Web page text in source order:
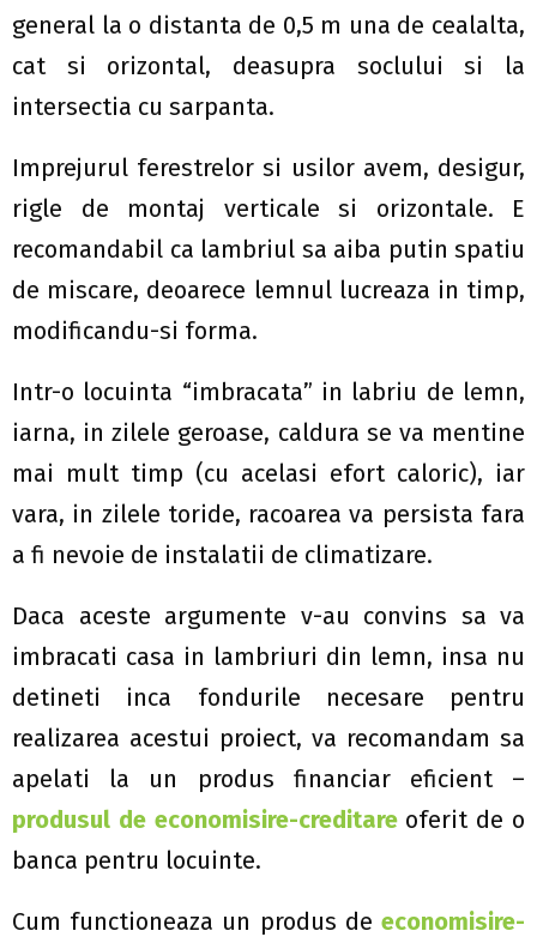
general la o distanta de 0,5 m una de cealalta,
cat si orizontal, deasupra soclului si la
intersectia cu sarpanta.
Imprejurul ferestrelor si usilor avem, desigur,
rigle de montaj verticale si orizontale. E
recomandabil ca lambriul sa aiba putin spatiu
de miscare, deoarece lemnul lucreaza in timp,
modificandu-si forma.
Intr-o locuinta “imbracata” in labriu de lemn,
iarna, in zilele geroase, caldura se va mentine
mai mult timp (cu acelasi efort caloric), iar
vara, in zilele toride, racoarea va persista fara
a fi nevoie de instalatii de climatizare.
Daca aceste argumente v-au convins sa va
imbracati casa in lambriuri din lemn, insa nu
detineti inca fondurile necesare pentru
realizarea acestui proiect, va recomandam sa
apelati la un produs financiar eficient –
produsul de economisire-creditare oferit de o
banca pentru locuinte.
Cum functioneaza un produs de economisire-